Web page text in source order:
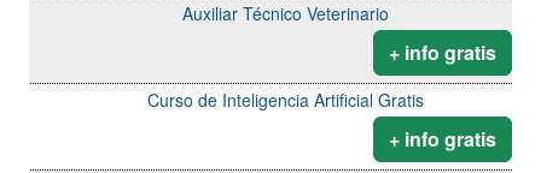
Auxiliar Técnico Veterinario
+ info gratis
Curso de Inteligencia Artificial Gratis
+ info gratis